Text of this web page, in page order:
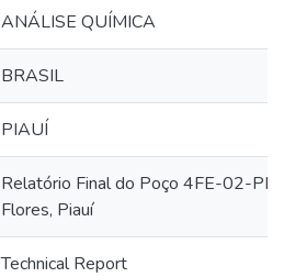
ANÁLISE QUÍMICA
BRASIL
PIAUÍ
Relatório Final do Poço 4FE-02-PI,
Flores, Piauí
Technical Report